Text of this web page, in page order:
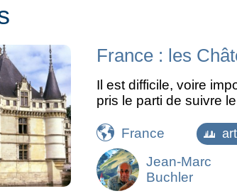
France : les
Il est difficile, voire
pris le parti de suivre
France
Jean-Marc
Buchler